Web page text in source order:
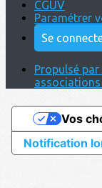
CGUV
Paramétrer
Se
Propulsé
Notification
Vos